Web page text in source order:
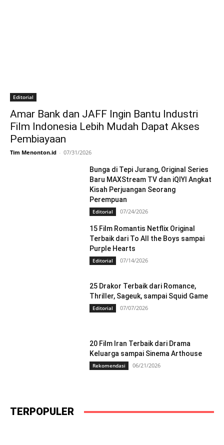
Editorial
Amar Bank dan JAFF Ingin Bantu Industri
Film Indonesia Lebih Mudah Dapat Akses
Pembiayaan
Tim Menonton.id - 07/31/2026
Bunga di Tepi Jurang, Original Series
Baru MAXStream TV dan iQIYI Angkat
Kisah Perjuangan Seorang
Perempuan
Editorial 07/24/2026
15 Film Romantis Netflix Original
Terbaik dari To All the Boys sampai
Purple Hearts
Editorial 07/14/2026
25 Drakor Terbaik dari Romance,
Thriller, Sageuk, sampai Squid Game
Editorial 07/07/2026
20 Film Iran Terbaik dari Drama
Keluarga sampai Sinema Arthouse
Rekomendasi 06/21/2026
TERPOPULER